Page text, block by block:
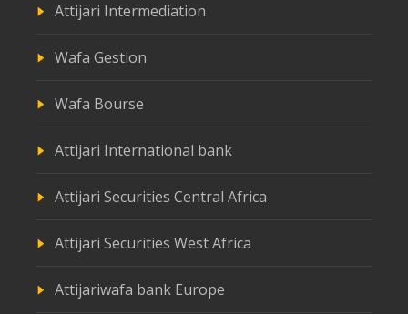
Attijari Intermediation
Wafa Gestion
Wafa Bourse
Attijari International bank
Attijari Securities Central Africa
Attijari Securities West Africa
Attijariwafa bank Europe